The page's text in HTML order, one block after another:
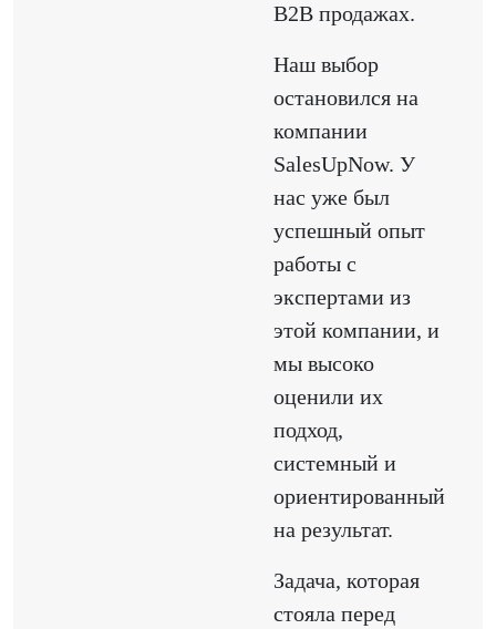
B2B продажах.
Наш выбор
остановился на
компании
SalesUpNow. У
нас уже был
успешный опыт
работы с
экспертами из
этой компании, и
мы высоко
оценили их
подход,
системный и
ориентированный
на результат.
Задача, которая
стояла перед